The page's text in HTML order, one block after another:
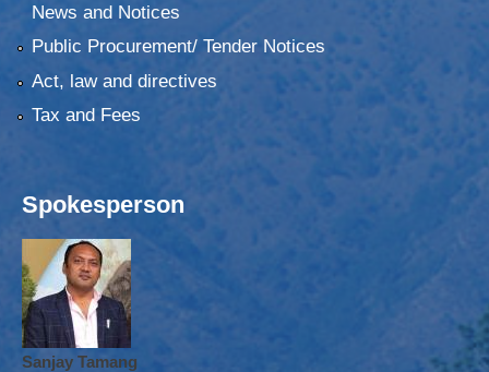
News and Notices
Public Procurement/ Tender Notices
Act, law and directives
Tax and Fees
Spokesperson
Sanjay Tamang